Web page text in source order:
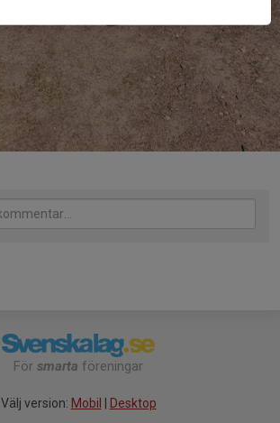
För smarta föreningar
Välj version: Mobil Desktop